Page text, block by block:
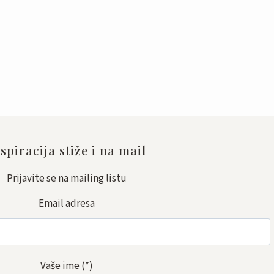
stiže i na mail
Prijavite se na mailing listu
Email adresa
Vaše ime (*)